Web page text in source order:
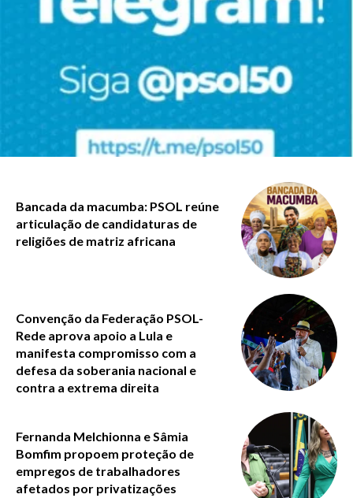
Bancada da macumba: PSOL reúne
articulação de candidaturas de
religiões de matriz africana
Convenção da Federação PSOL-
Rede aprova apoio a Lula e
manifesta compromisso com a
defesa da soberania nacional e
contra a extrema direita
Fernanda Melchionna e Sâmia
Bomfim propoem proteção de
empregos de trabalhadores
afetados por privatizações